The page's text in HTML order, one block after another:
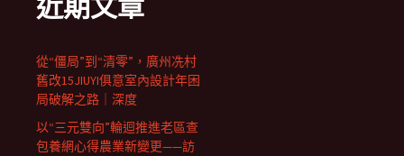
近期文章
從“僵局”到“清零”，廣州冼村
舊改15JIUYI俱意室內設計年困
局破解之路｜深度
以“三元雙向”輪迴推進老區查
包養網心得農業新變更——訪